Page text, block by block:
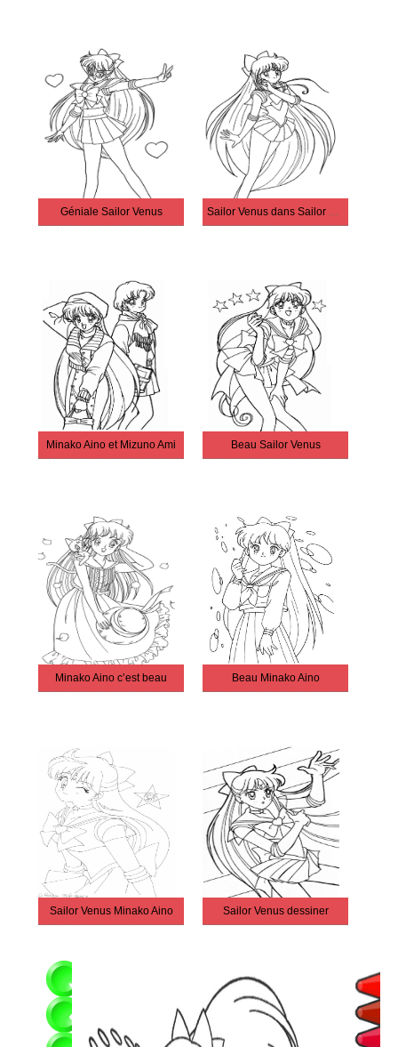
Géniale Sailor Venus Sailor Venus dans Sailor Moon
Minako Aino et Mizuno Ami Beau Sailor Venus
Minako Aino c’est beau Beau Minako Aino
Sailor Venus Minako Aino Sailor Venus dessiner